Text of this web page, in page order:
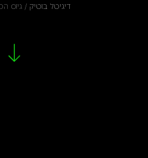
דיגיטל בוטיק/ גיוס